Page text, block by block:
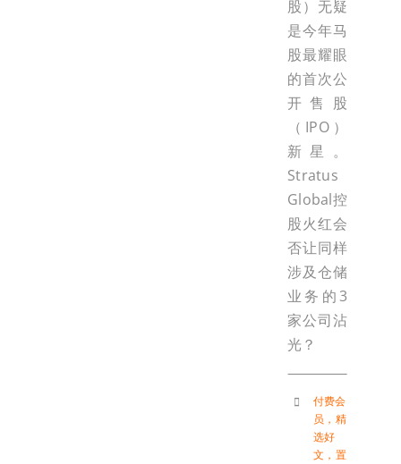
股）无疑
是今年马
股最耀眼
的首次公
开售股
（IPO）
新星。
Stratus
Global控
股火红会
否让同样
涉及仓储
业务的3
家公司沾
光？
付费会
员 ， 精
选好
文 ， 置